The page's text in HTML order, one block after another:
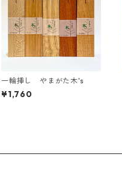
一輪挿し やまがた木's
¥1,760